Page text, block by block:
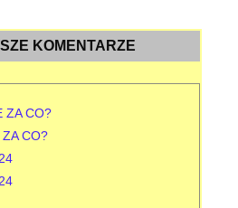
KOMENTARZE
ZA CO?
CO?